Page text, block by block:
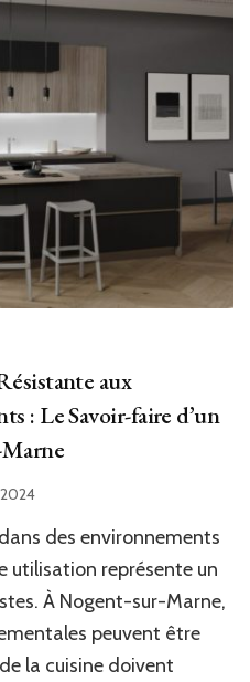
aux
: Le Savoir-faire d’un
des environnements
utilisation représente un
À Nogent-sur-Marne,
peuvent être
la cuisine doivent